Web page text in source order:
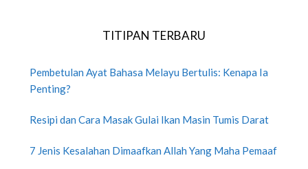
TITIPAN TERBARU
Pembetulan Ayat Bahasa Melayu Bertulis: Kenapa Ia
Penting?
Resipi dan Cara Masak Gulai Ikan Masin Tumis Darat
7 Jenis Kesalahan Dimaafkan Allah Yang Maha Pemaaf